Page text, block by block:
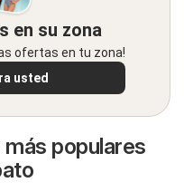
en su zona
ofertas en tu zona!
usted
populares